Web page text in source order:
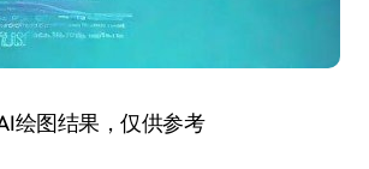
绘图结果，仅供参考